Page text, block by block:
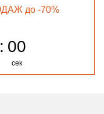
до -70%
00
сек